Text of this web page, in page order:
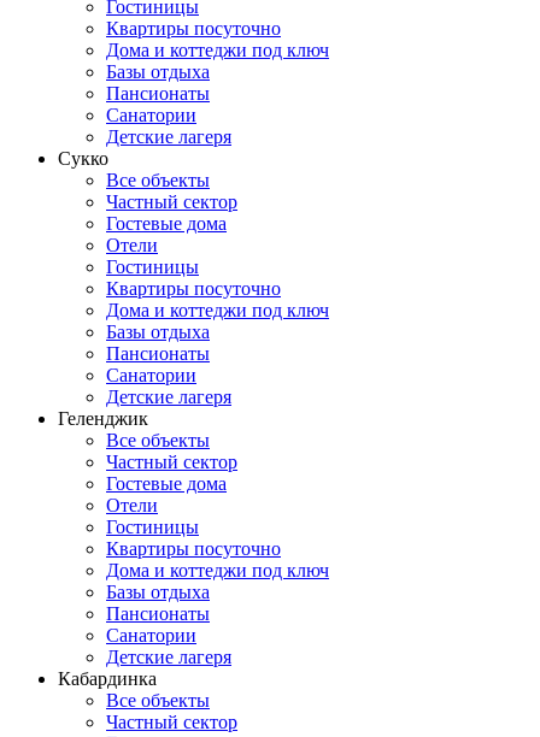
Гостиницы
Квартиры посуточно
Дома и коттеджи под ключ
Базы отдыха
Пансионаты
Санатории
Детские лагеря
Сукко
Все объекты
Частный сектор
Гостевые дома
Отели
Гостиницы
Квартиры посуточно
Дома и коттеджи под ключ
Базы отдыха
Пансионаты
Санатории
Детские лагеря
Геленджик
Все объекты
Частный сектор
Гостевые дома
Отели
Гостиницы
Квартиры посуточно
Дома и коттеджи под ключ
Базы отдыха
Пансионаты
Санатории
Детские лагеря
Кабардинка
Все объекты
Частный сектор